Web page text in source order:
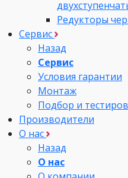
Редукторы
Сервис
Назад
Сервис
Условия гарантии
Монтаж
Подбор и
Производители
О нас
Назад
О нас